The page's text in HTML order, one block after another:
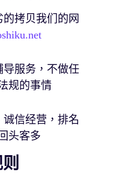
拷贝我们的网
服务，不做任
规的事情
诚信经营，排名
头客多